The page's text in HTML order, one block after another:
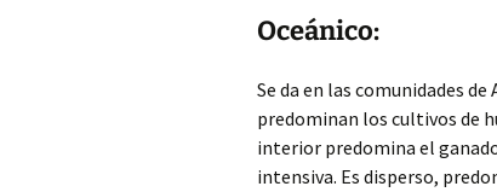
Oceánico:
Se da en las comunidades
predominan los cultivos de
interior predomina el
intensiva. Es disperso,